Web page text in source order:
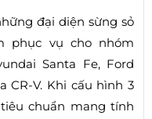
đại diện sừng sỏ
phục vụ cho nhóm
Santa Fe, Ford
CR-V. Khi cấu hình 3
chuẩn mang tính